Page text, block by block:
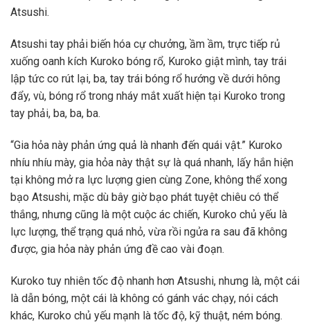
Atsushi.
Atsushi tay phải biến hóa cự chưởng, ầm ầm, trực tiếp rủ
xuống oanh kích Kuroko bóng rổ, Kuroko giật mình, tay trái
lập tức co rút lại, ba, tay trái bóng rổ hướng về dưới hông
đẩy, vù, bóng rổ trong nháy mắt xuất hiện tại Kuroko trong
tay phải, ba, ba, ba.
“Gia hỏa này phản ứng quả là nhanh đến quái vật.” Kuroko
nhíu nhíu mày, gia hỏa này thật sự là quá nhanh, lấy hắn hiện
tại không mở ra lực lượng gien cùng Zone, không thể xong
bạo Atsushi, mặc dù bây giờ bạo phát tuyệt chiêu có thể
thắng, nhưng cũng là một cuộc ác chiến, Kuroko chủ yếu là
lực lượng, thể trạng quá nhỏ, vừa rồi ngửa ra sau đã không
được, gia hỏa này phản ứng đề cao vài đoạn.
Kuroko tuy nhiên tốc độ nhanh hơn Atsushi, nhưng là, một cái
là dẫn bóng, một cái là không có gánh vác chạy, nói cách
khác, Kuroko chủ yếu mạnh là tốc độ, kỹ thuật, ném bóng.